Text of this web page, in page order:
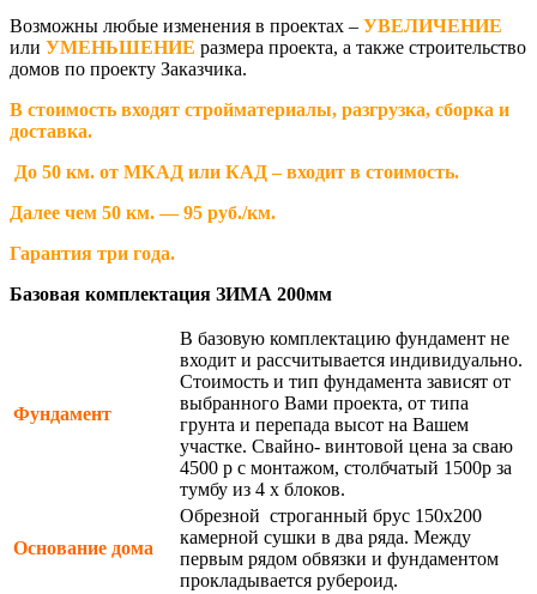
Возможны любые изменения в проектах – УВЕЛИЧЕНИЕ
или УМЕНЬШЕНИЕ размера проекта, а также строительство
домов по проекту Заказчика.
В стоимость входят стройматериалы, разгрузка, сборка и
доставка.
До 50 км. от МКАД или КАД – входит в стоимость.
Далее чем 50 км. — 95 руб./км.
Гарантия три года.
Базовая комплектация ЗИМА 200мм
Фундамент
В базовую комплектацию фундамент не
входит и рассчитывается индивидуально.
Стоимость и тип фундамента зависят от
выбранного Вами проекта, от типа
грунта и перепада высот на Вашем
участке. Свайно- винтовой цена за сваю
4500 р с монтажом, столбчатый 1500р за
тумбу из 4 х блоков.
Основание дома
Обрезной строганный брус 150х200
камерной сушки в два ряда. Между
первым рядом обвязки и фундаментом
прокладывается рубероид.